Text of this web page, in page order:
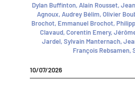
Dylan Buffinton, Alain Rousset,
Agnoux, Audrey Bélim, Olivier
Brochot, Emmanuel Brochot,
Clavaud, Corentin Emery,
Jardel, Sylvain Manternach,
François Rebsamen,
10/07/2026